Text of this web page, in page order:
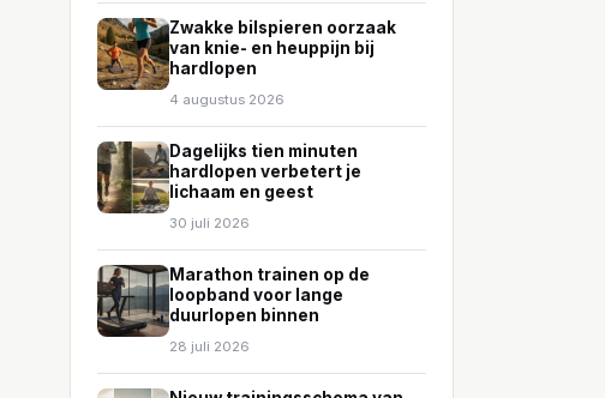
Zwakke bilspieren oorzaak
van knie- en heuppijn bij
hardlopen
4 augustus 2026
Dagelijks tien minuten
hardlopen verbetert je
lichaam en geest
30 juli 2026
Marathon trainen op de
loopband voor lange
duurlopen binnen
28 juli 2026